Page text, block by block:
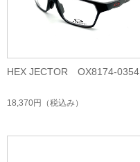
HEX JECTOR OX8174-0354
18,370円 （税込み）